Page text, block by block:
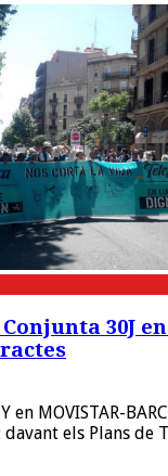
30J
en MOVISTAR-
els Plans de